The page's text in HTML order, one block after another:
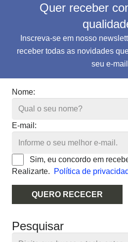
Quer receber
Inscreva-se em nosso
receber todas as novidades
seu e-
Nome:
E-mail:
Sim, eu concordo em
Realizarte.
Política de
QUERO RECECER
Pesquisar